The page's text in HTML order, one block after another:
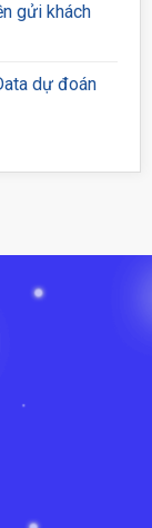
gửi khách
dự đoán